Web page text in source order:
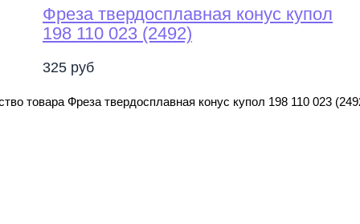
Фреза твердосплавная конус купол
198 110 023 (2492)
325 руб
товара Фреза твердосплавная конус купол 198 110 023